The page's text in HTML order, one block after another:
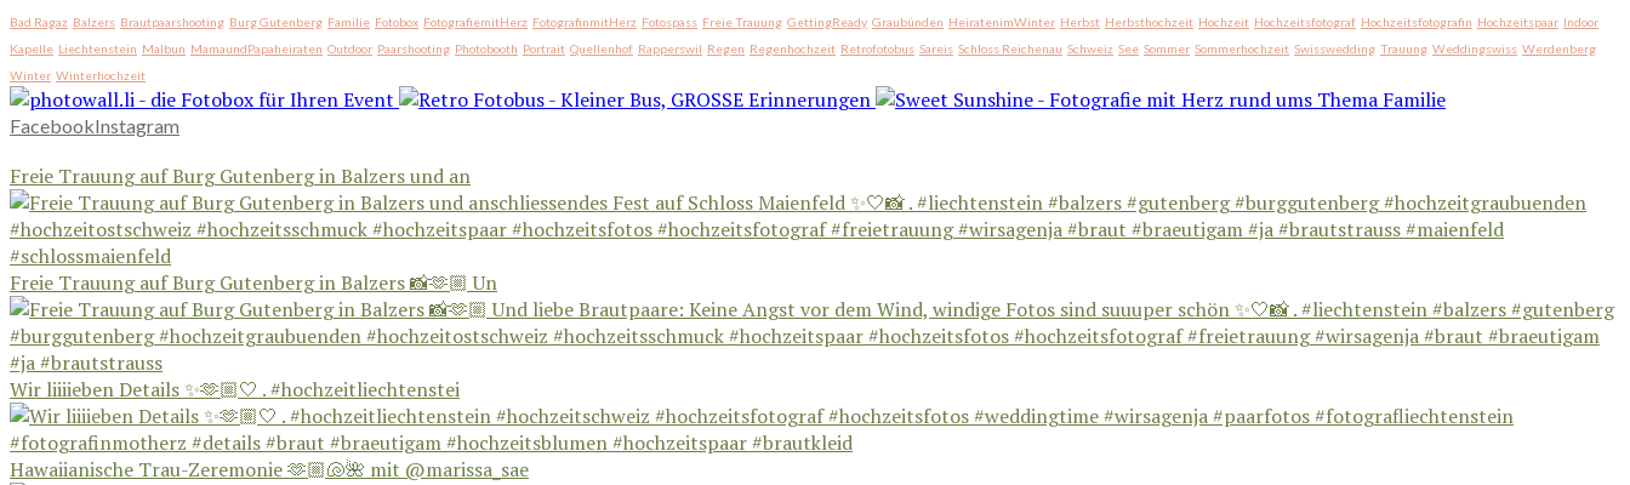
Bad Ragaz Balzers Brautpaarshooting Burg Gutenberg Familie Fotobox FotografiemitHerz FotografinmitHerz Fotospass Freie Trauung GettingReady Graubünden HeiratenimWinter Herbst Herbsthochzeit Hochzeit Hochzeitsfotograf Hochzeitsfotografin Hochzeitspaar Indoor
Kapelle Liechtenstein Malbun MamaundPapaheiraten Outdoor Paarshooting Photobooth Portrait Quellenhof Rapperswil Regen Regenhochzeit Retrofotobus Sareis Schloss Reichenau Schweiz See Sommer Sommerhochzeit Swisswedding Trauung Weddingswiss Werdenberg
Winter Winterhochzeit
FacebookInstagram
Freie Trauung auf Burg Gutenberg in Balzers und an
Freie Trauung auf Burg Gutenberg in Balzers 📸🫶🏼 Un
Wir liiiieben Details ✨🫶🏼🤍 . #hochzeitliechtenstei
Hawaiianische Trau-Zeremonie 🫶🏼🐚🌺 mit @marissa_sae